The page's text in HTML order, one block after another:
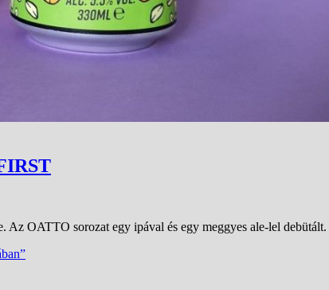
Az OATTO sorozat egy ipával és egy meggyes ale-lel